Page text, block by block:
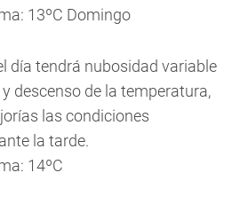
13ºC Domingo
día tendrá nubosidad variable
descenso de la temperatura,
las condiciones
la tarde.
14ºC